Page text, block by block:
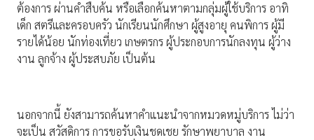
ต้องการ ผ่านคำสืบค้น หรือเลือกค้นหาตามกลุ่มผู้ใช้บริการ อาทิ
เด็ก สตรีและครอบครัว นักเรียนนักศึกษา ผู้สูงอายุ คนพิการ ผู้มี
รายได้น้อย นักท่องเที่ยว เกษตรกร ผู้ประกอบการนักลงทุน ผู้ว่าง
งาน ลูกจ้าง ผู้ประสบภัย เป็นต้น
นอกจากนี้ ยังสามารถค้นหาคำแนะนำจากหมวดหมู่บริการ ไม่ว่า
จะเป็น สวัสดิการ การขอรับเงินชดเชย รักษาพยาบาล งาน